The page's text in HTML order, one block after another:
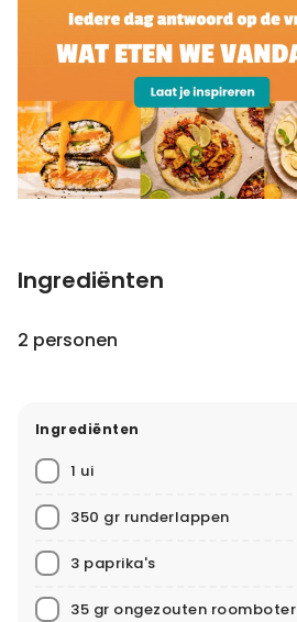
Ingrediënten
2 personen
Ingrediënten
1 ui
350 gr runderlappen
3 paprika's
35 gr ongezouten roomboter